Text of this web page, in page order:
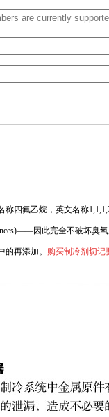
称四氟乙烷，英文名称
因此完全不破坏臭
再添加。 购买制冷剂切记